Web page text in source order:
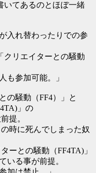
いてあるのとほぼ一緒
入れ替わったりでの参
クリエイターとの騒動
も参加可能。」
の騒動（FF4）」と
」の
提。
時に死んでしまった奴
ーとの騒動（FF4TA)」
いる事が前提。